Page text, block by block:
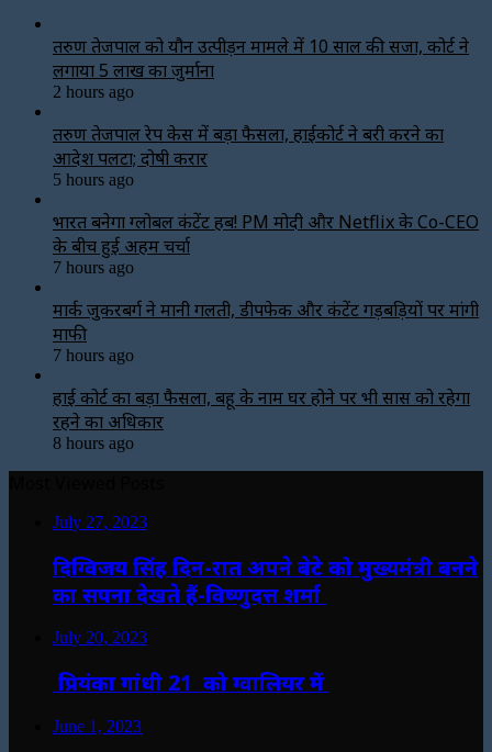
तरुण तेजपाल को यौन उत्पीड़न मामले में 10 साल की सजा, कोर्ट ने
लगाया ₹5 लाख का जुर्माना
2 hours ago
तरुण तेजपाल रेप केस में बड़ा फैसला, हाईकोर्ट ने बरी करने का
आदेश पलटा; दोषी करार
5 hours ago
भारत बनेगा ग्लोबल कंटेंट हब! PM मोदी और Netflix के Co-CEO
के बीच हुई अहम चर्चा
7 hours ago
मार्क जुकरबर्ग ने मानी गलती, डीपफेक और कंटेंट गड़बड़ियों पर मांगी
माफी
7 hours ago
हाई कोर्ट का बड़ा फैसला, बहू के नाम घर होने पर भी सास को रहेगा
रहने का अधिकार
8 hours ago
July 27, 2023
दिग्विजय सिंह दिन-रात अपने बेटे को मुख्यमंत्री बनने
का सपना देखते हैं-विष्णुदत्त शर्मा
July 20, 2023
प्रियंका गांधी 21 को ग्वालियर में
June 1, 2023